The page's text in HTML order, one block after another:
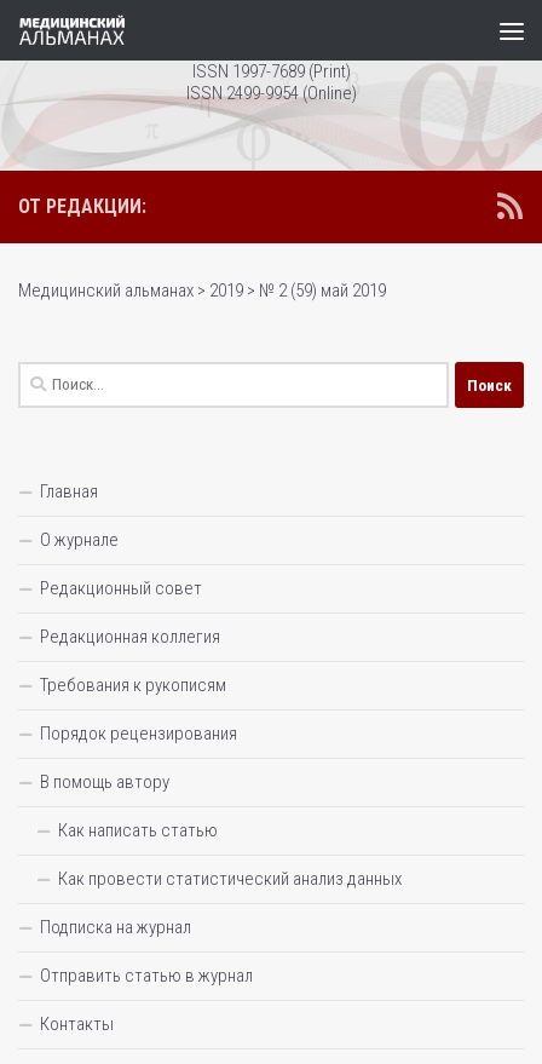
Перейти к содержимому
ISSN 1997-7689 (Print)
ISSN 2499-9954 (Online)
ОТ РЕДАКЦИИ:
Медицинский альманах > 2019 > № 2 (59) май 2019
Найти:
Главная
О журнале
Редакционный совет
Редакционная коллегия
Требования к рукописям
Порядок рецензирования
В помощь автору
Как написать статью
Как провести статистический анализ данных
Подписка на журнал
Отправить статью в журнал
Контакты